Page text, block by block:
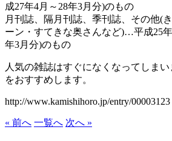
成27年4月～28年3月分)のもの
月刊誌、隔月刊誌、季刊誌、その他(
ーン・すてきな奥さんなど)…平成25
年3月分)のもの
人気の雑誌はすぐになくなってしま
をおすすめします。
http://www.kamishihoro.jp/entry/00003123
« 前へ 一覧へ 次へ »